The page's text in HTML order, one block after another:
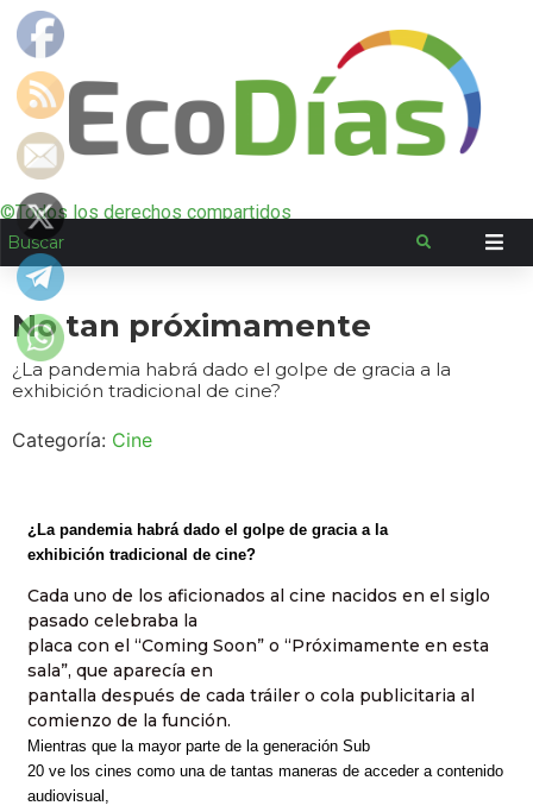
©Todos los derechos compartidos
No tan próximamente
¿La pandemia habrá dado el golpe de gracia a la
exhibición tradicional de cine?
Categoría: Cine
¿La pandemia habrá dado el golpe de gracia a la
exhibición tradicional de cine?
Cada uno de los aficionados al cine nacidos en el siglo
pasado celebraba la
placa con el “Coming Soon” o “Próximamente en esta
sala”, que aparecía en
pantalla después de cada tráiler o cola publicitaria al
comienzo de la función.
Mientras que la mayor parte de la generación Sub
20 ve los cines como una de tantas maneras de acceder a contenido
audiovisual,